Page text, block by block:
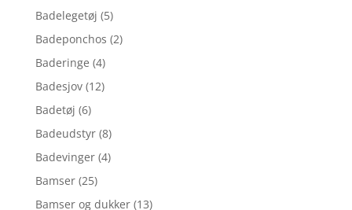
Badelegetøj (5)
Badeponchos (2)
Baderinge (4)
Badesjov (12)
Badetøj (6)
Badeudstyr (8)
Badevinger (4)
Bamser (25)
Bamser og dukker (13)